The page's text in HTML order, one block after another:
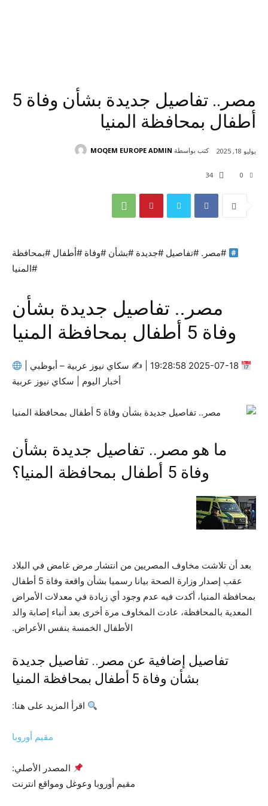
مصر.. تفاصيل جديدة بشأن وفاة 5
أطفال بمحافظة المنيا
0
34
يوليو 18, 2025 كتب بواسطة MOQEM EUROPE ADMIN
#مصر. #تفاصيل #جديدة #بشأن #وفاة #أطفال #بمحافظة
#المنيا
مصر.. تفاصيل جديدة بشأن
وفاة 5 أطفال بمحافظة المنيا
سكاي نيوز عربية – أبوظبي |
أخبار اليوم | سكاي نيوز عربية
ما هو مصر.. تفاصيل جديدة بشأن
وفاة 5 أطفال بمحافظة المنيا؟
بعد أن تلاشت مخاوف المصريين من انتشار مرض غامض في البلاد
عقب إصدار وزارة الصحة بيانا رسميا بشأن واقعة وفاة 5 أطفال
بمحافظة المنيا، أكدت فيه عدم وجود أي زيادة في معدلات الأمراض
المعدية بالمحافظة، عادت المخاوف مرة أخرى بعد أنباء إصابة والد
الأطفال الخمسة بنفس الأعراض.
تفاصيل إضافية عن مصر.. تفاصيل جديدة
بشأن وفاة 5 أطفال بمحافظة المنيا
اقرأ المزيد على هنا:
مقيم أوروبا
المصدر الأصلي:
مقيم أوروبا وعوغل ومواقع انترنت